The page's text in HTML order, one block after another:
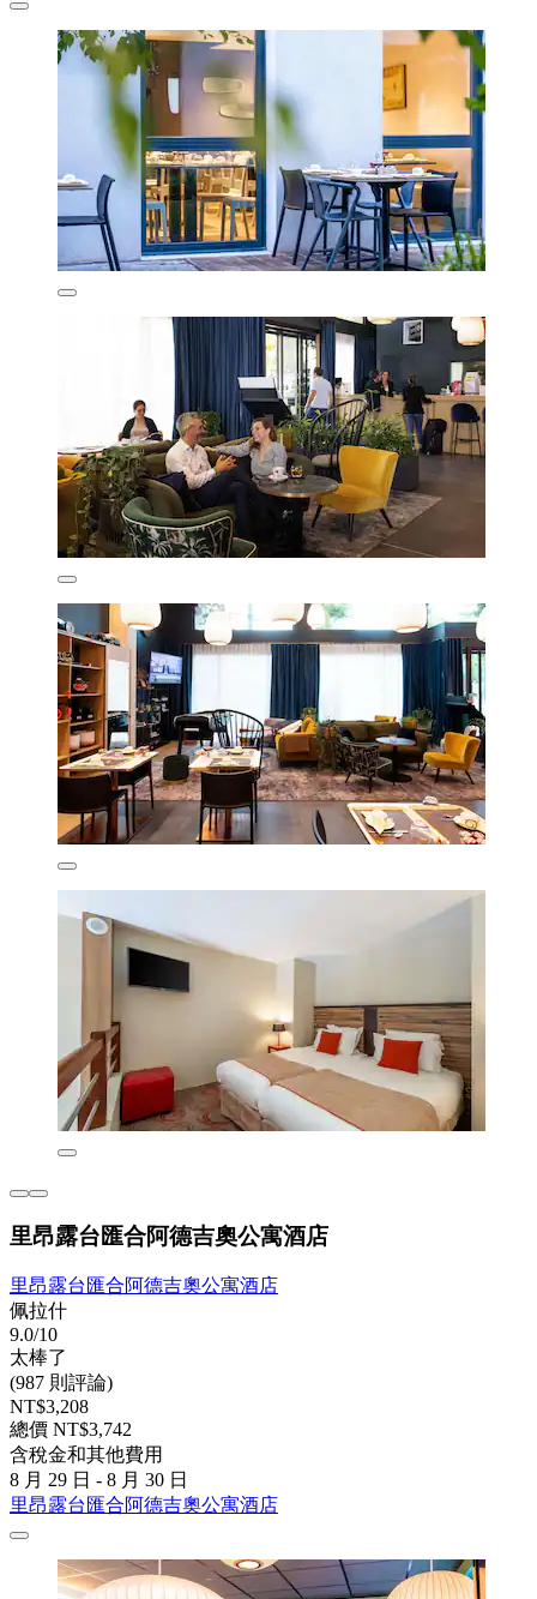
里昂露台匯合阿德吉奧公寓酒店
里昂露台匯合阿德吉奧公寓酒店
佩拉什
9.0/10
太棒了
(987 則評論)
NT$3,208
總價 NT$3,742
含稅金和其他費用
8 月 29 日 - 8 月 30 日
里昂露台匯合阿德吉奧公寓酒店